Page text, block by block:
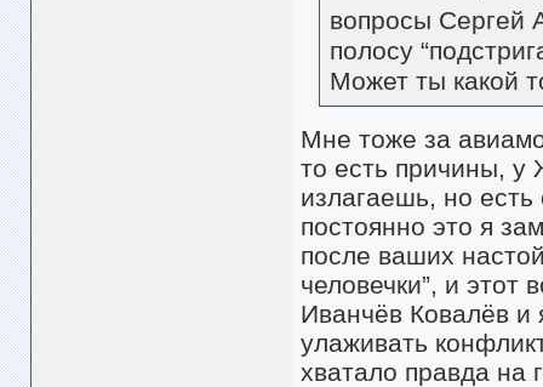
вопросы Сергей
полосу
Может ты какой
Мне тоже за
то есть причины, у
излагаешь, но есть
постоянно это я
после ваших
человечки”, и
Иванчёв Ковалёв и
улаживать
хватало правда на